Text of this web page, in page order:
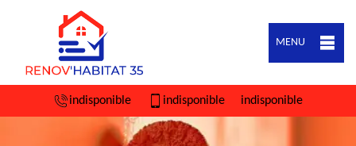
MENU
indisponible indisponible indisponible